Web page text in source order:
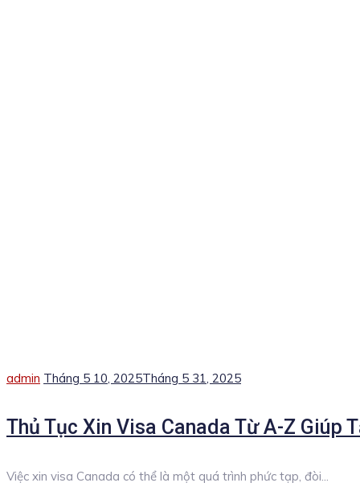
Author
admin Posted
Tháng 5 10, 2025Tháng 5 31, 2025
Thủ Tục Xin Visa Canada Từ A-Z Giúp
Việc xin visa Canada có thể là một quá trình phức tạp, đòi...